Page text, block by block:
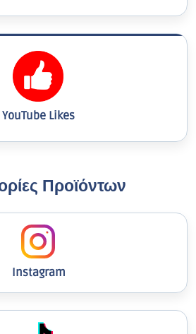
YouTube Likes
Προϊόντων
Instagram